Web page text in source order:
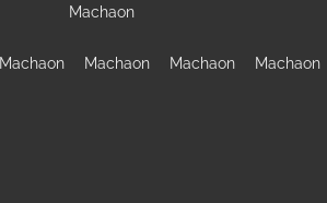
Machaon
Machaon Machaon Machaon Machaon